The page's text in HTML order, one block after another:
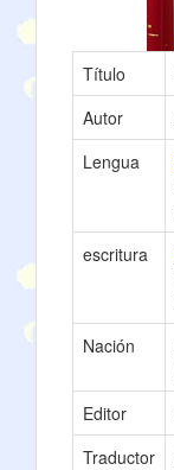
Título
Autor
Lengua
escritura
Nación
Editor
Traductor